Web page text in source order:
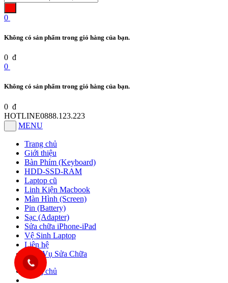
0
Không có sản phẩm trong giỏ hàng của bạn.
0 đ
0
Không có sản phẩm trong giỏ hàng của bạn.
0 đ
HOTLINE0888.123.223
MENU
Trang chủ
Giới thiệu
Bàn Phím (Keyboard)
HDD-SSD-RAM
Laptop cũ
Linh Kiện Macbook
Màn Hình (Screen)
Pin (Battery)
Sạc (Adapter)
Sửa chữa iPhone-iPad
Vệ Sinh Laptop
Liên hệ
Dịch Vụ Sửa Chữa
Trang chủ